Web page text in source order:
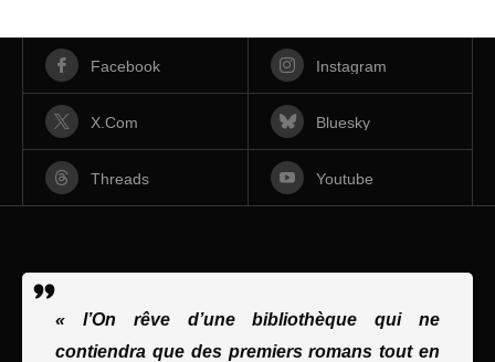
Facebook Instagram
X.com Bluesky
Threads Youtube
« l’On rêve d’une bibliothèque qui ne
contiendra que des premiers romans tout en